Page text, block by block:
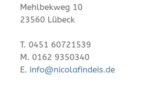
Mehlbekweg 10
23560 Lübeck
T. 0451 60721539
M. 0162 9350340
E. info@nicolafindeis.de